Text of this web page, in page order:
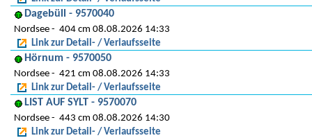
Dagebüll - 9570040
Nordsee
404 cm 08.08.2026 14:33
Link zur Detail- / Verlaufsseite
Hörnum - 9570050
Nordsee
421 cm 08.08.2026 14:33
Link zur Detail- / Verlaufsseite
LIST AUF SYLT - 9570070
Nordsee
443 cm 08.08.2026 14:30
Link zur Detail- / Verlaufsseite